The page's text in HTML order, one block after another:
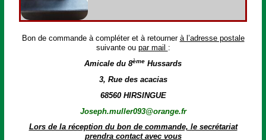
Bon de commande à compléter et à retourner à l’adresse postale
suivante ou par mail :
Amicale du 8ème Hussards
3, Rue des acacias
68560 HIRSINGUE
Joseph.muller093@orange.fr
Lors de la réception du bon de commande, le secrétariat
prendra contact avec vous